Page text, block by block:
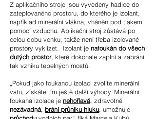
Z aplikačního stroje jsou vyvedeny hadice do
zateplovaného prostoru, do kterého je izolant,
například minerální vlákna, vháněn pod tlakem
pomocí vzduchu. Aplikační stroj zůstává po
celou dobu venku, takže není třeba izolované
prostory vyklízet. Izolant je nafoukán do všech
dutých prostor, které dokonale zaplní a zabrání
tak vzniku tepelných mostů.
„Pokud jako foukanou izolaci zvolíte minerální
vatu, získáte tím ještě další výhody. Minerální
foukaná izolace je nehořlavá, zdravotně
nezávadná, brání průniku hluku, umožnuje